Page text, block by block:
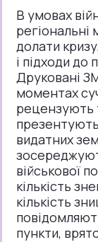
В умовах
долати
і підходи до
Друковані
моментах
рецензують
видатних
військової
кількість
кількість
пункти,